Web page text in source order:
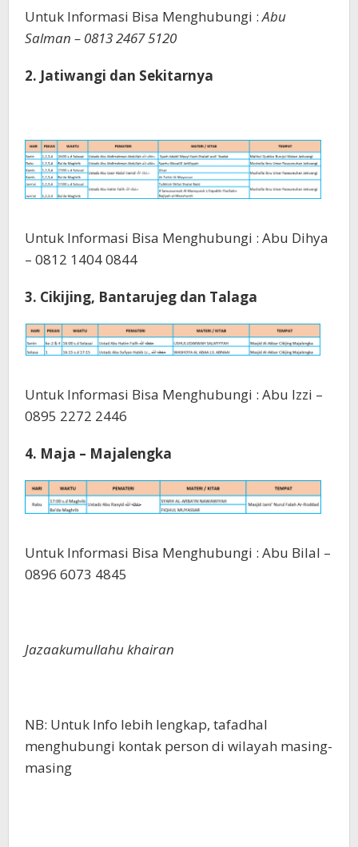
Untuk Informasi Bisa Menghubungi :Abu
Salman – 0813 2467 5120
2. Jatiwangi dan Sekitarnya
Untuk Informasi Bisa Menghubungi : Abu Dihya
– 0812 1404 0844
3. Cikijing, Bantarujeg dan Talaga
Untuk Informasi Bisa Menghubungi : Abu Izzi –
0895 2272 2446
4. Maja – Majalengka
Untuk Informasi Bisa Menghubungi : Abu Bilal –
0896 6073 4845
Jazaakumullahu khairan
NB: Untuk Info lebih lengkap, tafadhal
menghubungi kontak person di wilayah masing-
masing